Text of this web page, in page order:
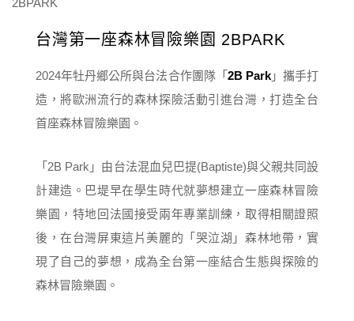
台灣第一座森林冒險樂園 2BPARK
2024年牡丹鄉公所與台法合作團隊「 2B Park」攜手打
造，將歐洲流行的森林探險活動引進台灣，打造全台
首座森林冒險樂園。
「2B Park」由台法混血兒巴提(Baptiste)與父親共同設
計建造。巴堤早在學生時代就夢想建立一座森林冒險
樂園，特地回法國接受兩年專業訓練，取得相關證照
後，在台灣屏東這片美麗的「哭泣湖」森林地帶，實
現了自己的夢想，成為全台第一座結合生態與探險的
森林冒險樂園。